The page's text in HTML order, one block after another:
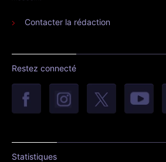
Contacter la rédaction
Restez connecté
Statistiques